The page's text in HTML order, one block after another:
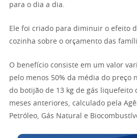
para o dia a dia.
Ele foi criado para diminuir o efeito
cozinha sobre o orçamento das
O benefício consiste em um valor
pelo menos 50% da média do preço
do botijão de 13 kg de gás liquefeito
meses anteriores, calculado pela
Petróleo, Gás Natural e